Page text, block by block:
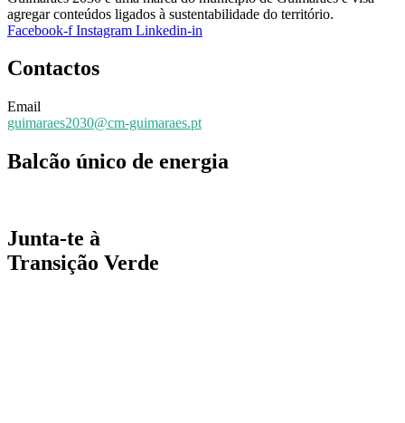
agregar conteúdos ligados à sustentabilidade do território.
Facebook-f Instagram Linkedin-in
Contactos
Email
guimaraes2030@cm-guimaraes.pt
Balcão único de energia
Junta-te à
Transição Verde